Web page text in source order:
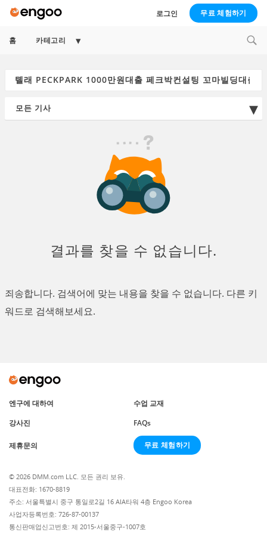
로그인 무료 체험하기
홈 카테고리
Search
결과를 찾을 수 없습니다.
죄송합니다. 검색어에 맞는 내용을 찾을 수 없습니다. 다른 키
워드로 검색해보세요.
엔구에 대하여
수업 교재
강사진
FAQs
제휴문의 무료 체험하기
© 2026 DMM.com LLC. 모든 권리 보유.
대표전화: 1670-8819
주소: 서울특별시 중구 통일로2길 16 AIA타워 4층 Engoo Korea
사업자등록번호: 726-87-00137
통신판매업신고번호: 제 2015-서울중구-1007호